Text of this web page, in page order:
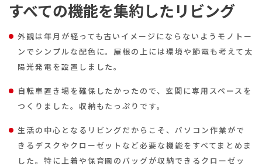
すべての機能を集約したリビング
外観は年月が経っても古いイメージにならないようモノトー
ンでシンプルな配色に。屋根の上には環境や節電も考えて太
陽光発電を設置しました。
自転車置き場を確保したかったので、玄関に専用スペースを
つくりました。収納もたっぷりです。
生活の中心となるリビングだからこそ、パソコン作業がで
きるデスクやクローゼットなど必要な機能をすべてまとめま
した。特に上着や保育園のバッグが収納できるクローゼッ